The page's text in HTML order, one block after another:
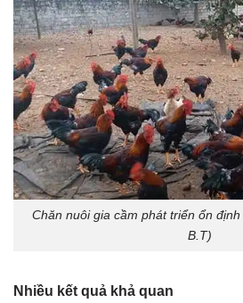
Chăn nuôi gia cầm phát triển ổn
B.T)
Nhiều kết quả khả quan